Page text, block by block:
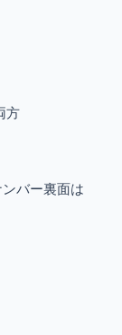
方
バー裏面は